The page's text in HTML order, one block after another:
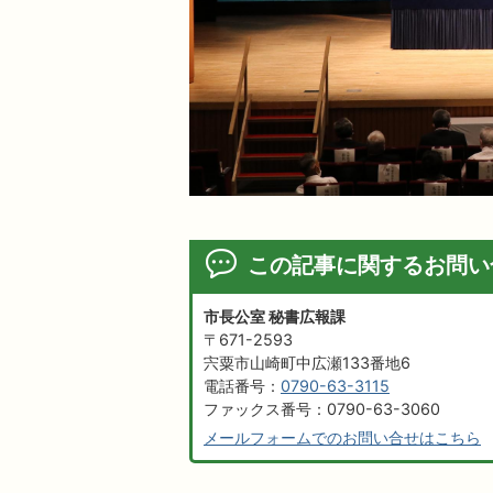
この記事に関するお問
市長公室 秘書広報課
〒671-2593
宍粟市山崎町中広瀬133番地6
電話番号： 0790-63-3115
ファックス番号：0790-63-3060
メールフォームでのお問い合せはこちら